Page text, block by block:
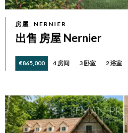
房屋, NERNIER
出售 房屋 Nernier
€865,000 4 房间 3 卧室 2 浴室